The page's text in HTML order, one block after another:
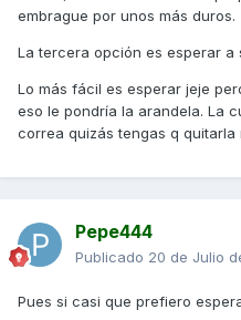
embrague por unos más duros.
La tercera opción es esperar a
Lo más fácil es esperar jeje
eso le pondría la arandela. La
correa quizás tengas q quitarla
Pepe444
Publicado 20 de Julio
Pues si casi que prefiero